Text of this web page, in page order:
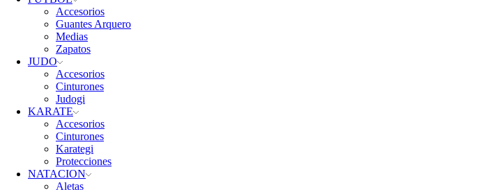
Accesorios
Guantes Arquero
Medias
Zapatos
JUDO
Accesorios
Cinturones
Judogi
KARATE
Accesorios
Cinturones
Karategi
Protecciones
NATACION
Aletas